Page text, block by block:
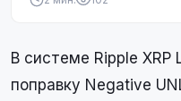
В системе Ripple XRP
поправку Negative